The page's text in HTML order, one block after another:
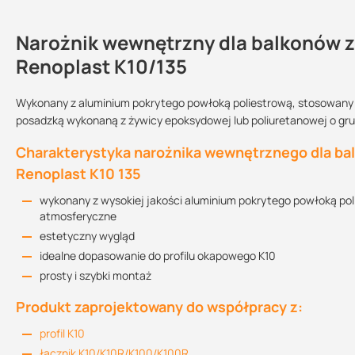
Narożnik wewnętrzny dla balkonów
Renoplast K10/135
Wykonany z aluminium pokrytego powłoką poliestrową,
posadzką wykonaną z żywicy epoksydowej lub poliuretanowej o
Charakterystyka narożnika wewnętrznego dla
Renoplast K10 135
wykonany z wysokiej jakości aluminium pokrytego powłoką
atmosferyczne
estetyczny wygląd
idealne dopasowanie do profilu okapowego K10
prosty i szybki montaż
Produkt zaprojektowany do współpracy z:
profil K10
Dlaczego warto wybrać narożnik
żywiczną cienkowarstwową
stosowany z izolacja z zaprawy uszczelniającej lub żywicy
budowa profilu umożliwia jego szczelne połączenie z izolacją i
tych materiałów
wzdłuż krawędzi tarasu, na szerokości montowanego profilu
montażu profilu, jego powierzchnia licowała się z płaszczyzną
kupując ten produkt w Suez otrzymujesz profesjonalną
Sprzedajemy na:
Podlega zwrotowi?:
Informacja techniczna
Instrukcja montażu
1.33 MB
K10 Deklaracja Właściwości Użytkowych
3.32 MB
Kontakt